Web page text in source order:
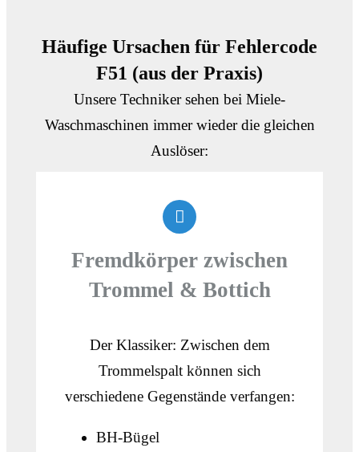
Häufige Ursachen für Fehlercode
F51 (aus der Praxis)
Unsere Techniker sehen bei Miele-
Waschmaschinen immer wieder die gleichen
Auslöser:
Fremdkörper zwischen
Trommel & Bottich
Der Klassiker: Zwischen dem
Trommelspalt können sich
verschiedene Gegenstände verfangen:
BH-Bügel